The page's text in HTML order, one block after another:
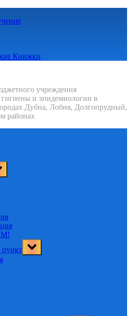
Книжки
учреждения
гигиены и эпидемиологии в
Дубна, Лобня, Долгопрудный,
районах
пункт
Toggle
sub-